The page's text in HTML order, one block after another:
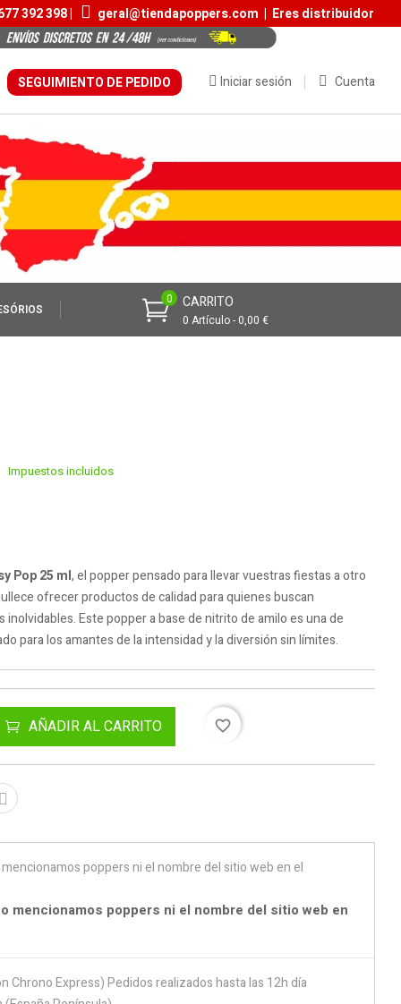
392 398 | geral@tiendapoppers.com | Eres distribuidor
Cuenta
Iniciar sesión
SEGUIMIENTO DE PEDIDO
CARRITO
0 Artículo - 0,00 €
0
Impuestos incluidos
Pop 25 ml, el popper pensado para llevar vuestras fiestas a otro
ofrecer productos de calidad para quienes buscan
Este popper a base de nitrito de amilo es una de
para los amantes de la intensidad y la diversión sin límites.
AÑADIR AL CARRITO favorite_border
mencionamos poppers ni el nombre del sitio web en